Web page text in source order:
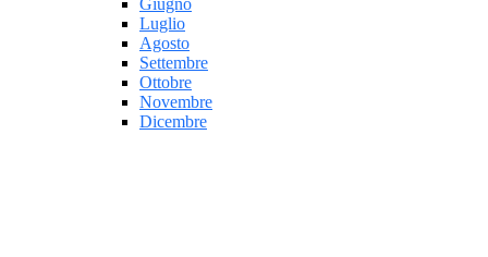
Giugno
Luglio
Agosto
Settembre
Ottobre
Novembre
Dicembre